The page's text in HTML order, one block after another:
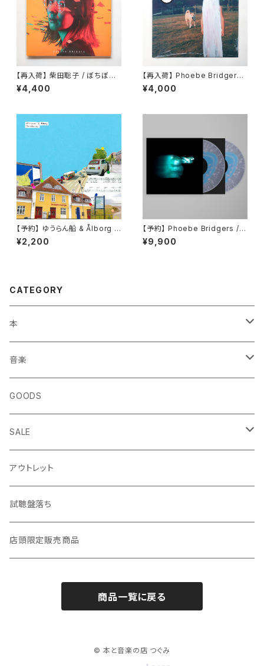
【再入荷】 柴田聡子 / ぼちぼち
銀河
¥4,400
【再入荷】 Phoebe Bridgers /
Stranger In The Alps
¥4,000
【予約】 ゆうらん船 & Ålborg /
The other day,(7inch)
¥2,200
【予約】 Phoebe Bridgers / L
ost Weekend （国内盤LP）
¥9,900
CATEGORY
本
エッセイ・日記
生き方
短歌・詩集
ZINE・リトルプレス
趣味・暮らし
音楽・映画・芸術
自然・動物・植物
音楽
◎ NEWFOLK特集
◎ シンガーソングライター特集
CD
LP（レコード）
TAPE（カセットテープ）
GOODS
SALE
LP
CD・TAPE・7インチ
アウトレット
試聴盤落ち
店頭限定販売商品
商品一覧に戻る
© 本と音楽の店 つぐみ